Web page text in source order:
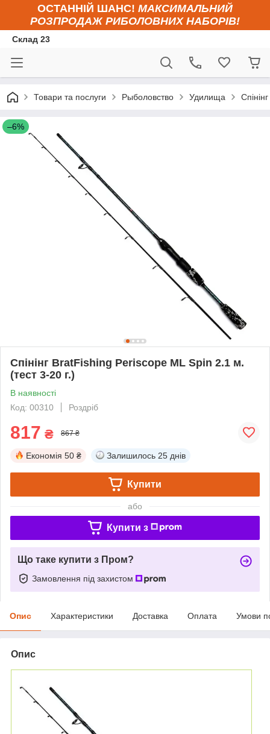
ОСТАННІЙ ШАНС! МАКСИМАЛЬНИЙ
РОЗПРОДАЖ РИБОЛОВНИХ НАБОРІВ!
Склад 23
Товари та послуги Рыболовство Удилища
–6%
Спінінг BratFishing Periscope ML Spin 2.1 м.
(тест 3-20 г.)
В наявності
Код: 00310
Роздріб
817 ₴ 867 ₴
Економія 50 ₴ Залишилось 25 днів
Купити
або
Купити з
Що таке купити з Пром?
Замовлення під захистом
Опис Характеристики Доставка Оплата Умови
Опис